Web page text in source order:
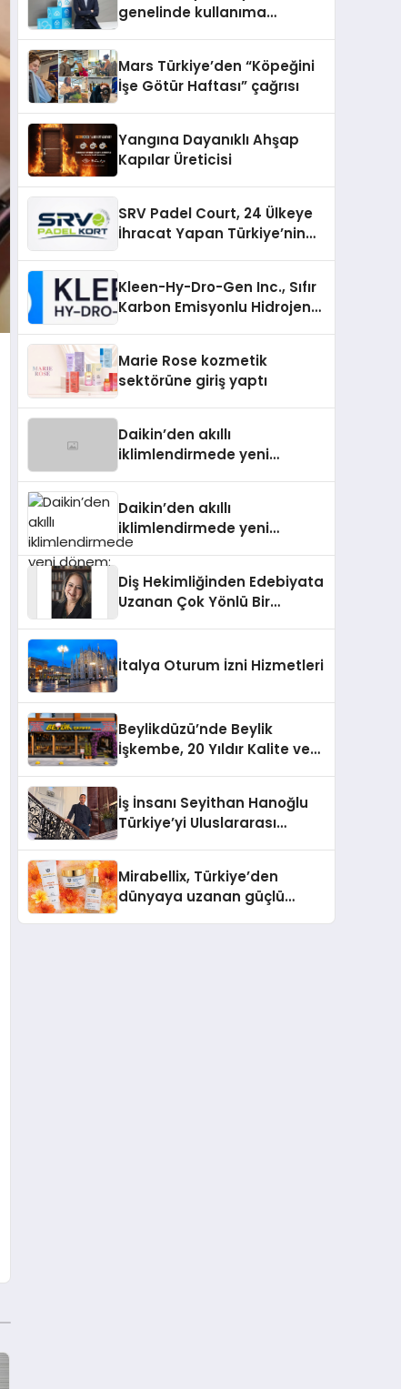
genelinde kullanıma
Mars Türkiye’den “Köpeğini
İşe Götür Haftası” çağrısı
Yangına Dayanıklı Ahşap
Kapılar Üreticisi
SRV Padel Court, 24 Ülkeye
İhracat Yapan Türkiye’nin
Kleen-Hy-Dro-Gen Inc., Sıfır
Karbon Emisyonlu Hidrojen
Aldı
Marie Rose kozmetik
sektörüne giriş yaptı
Daikin’den akıllı
iklimlendirmede yeni
Daikin’den akıllı
iklimlendirmede yeni
dönem: Madoka Plus
Diş Hekimliğinden Edebiyata
Uzanan Çok Yönlü Bir
İtalya Oturum İzni Hizmetleri
Beylikdüzü’nde Beylik
İşkembe, 20 Yıldır Kalite ve
İş İnsanı Seyithan Hanoğlu
Türkiye’yi Uluslararası
Mirabellix, Türkiye’den
dünyaya uzanan güçlü